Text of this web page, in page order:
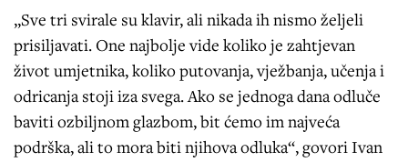
„Sve tri svirale su klavir, ali nikada ih nismo željeli
prisiljavati. One najbolje vide koliko je zahtjevan
život umjetnika, koliko putovanja, vježbanja, učenja i
odricanja stoji iza svega. Ako se jednoga dana odluče
baviti ozbiljnom glazbom, bit ćemo im najveća
podrška, ali to mora biti njihova odluka“, govori Ivan